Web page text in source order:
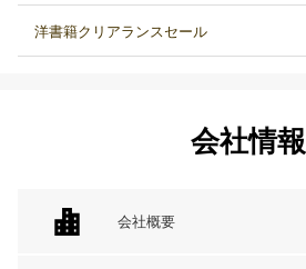
洋書籍クリアランスセール
会社情報
会社概要